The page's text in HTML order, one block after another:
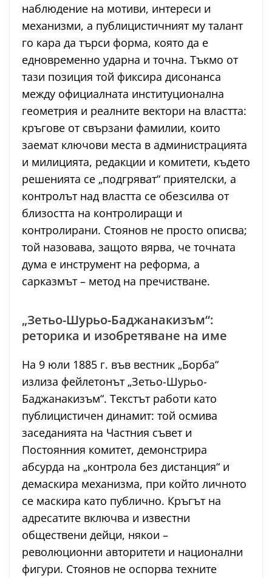
наблюдение на мотиви, интереси и
механизми, а публицистичният му талант
го кара да търси форма, която да е
едновременно ударна и точна. Тъкмо от
тази позиция той фиксира дисонанса
между официалната институционална
геометрия и реалните вектори на властта:
кръгове от свързани фамилии, които
заемат ключови места в администрацията
и милицията, редакции и комитети, където
решенията се „подгряват“ приятелски, а
контролът над властта се обезсилва от
близостта на контролиращи и
контролирани. Стоянов не просто описва;
той назовава, защото вярва, че точната
дума е инструмент на реформа, а
сарказмът – метод на пречистване.
„Зетьо-Шурьо-Баджанакизъм“:
реторика и изобретяване на име
На 9 юли 1885 г. във вестник „Борба“
излиза фейлетонът „Зетьо-Шурьо-
Баджанакизъм“. Текстът работи като
публицистичен динамит: той осмива
заседанията на Частния съвет и
Постоянния комитет, демонстрира
абсурда на „контрола без дистанция“ и
демаскира механизма, при който личното
се маскира като публично. Кръгът на
адресатите включва и известни
обществени дейци, някои –
революционни авторитети и национални
фигури. Стоянов не оспорва техните